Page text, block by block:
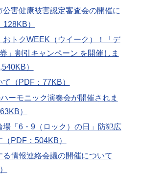
公害健康被害認定審査会の開催に
）
おトクWEEK（ウイーク）！「デ
」割引キャンペーン を開催しま
）
（PDF：77KB）
ーモニック演奏会が開催されま
）
場「6・9（ロック）の日」防犯広
PDF：504KB）
る情報連絡会議の開催について